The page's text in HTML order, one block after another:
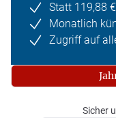
Statt 119,88
Monatlich
Zugriff auf
Sicher